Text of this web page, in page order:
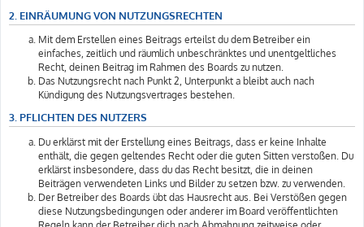
2. EINRÄUMUNG VON NUTZUNGSRECHTEN
Mit dem Erstellen eines Beitrags erteilst du dem Betreiber ein
einfaches, zeitlich und räumlich unbeschränktes und unentgeltliches
Recht, deinen Beitrag im Rahmen des Boards zu nutzen.
Das Nutzungsrecht nach Punkt 2, Unterpunkt a bleibt auch nach
Kündigung des Nutzungsvertrages bestehen.
3. PFLICHTEN DES NUTZERS
Du erklärst mit der Erstellung eines Beitrags, dass er keine Inhalte
enthält, die gegen geltendes Recht oder die guten Sitten verstoßen. Du
erklärst insbesondere, dass du das Recht besitzt, die in deinen
Beiträgen verwendeten Links und Bilder zu setzen bzw. zu verwenden.
Der Betreiber des Boards übt das Hausrecht aus. Bei Verstößen gegen
diese Nutzungsbedingungen oder anderer im Board veröffentlichten